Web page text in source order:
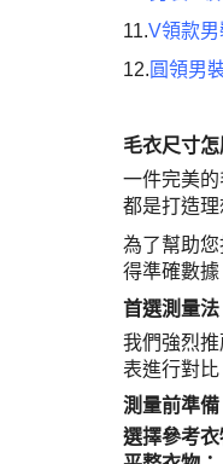
11.V領款
12. 圓領男
毛衣尺寸
一件完美
都是打造理
為了幫助您
得準確數據
首選測量
我們強烈
表進行對比
測量前準備
選擇參考衣